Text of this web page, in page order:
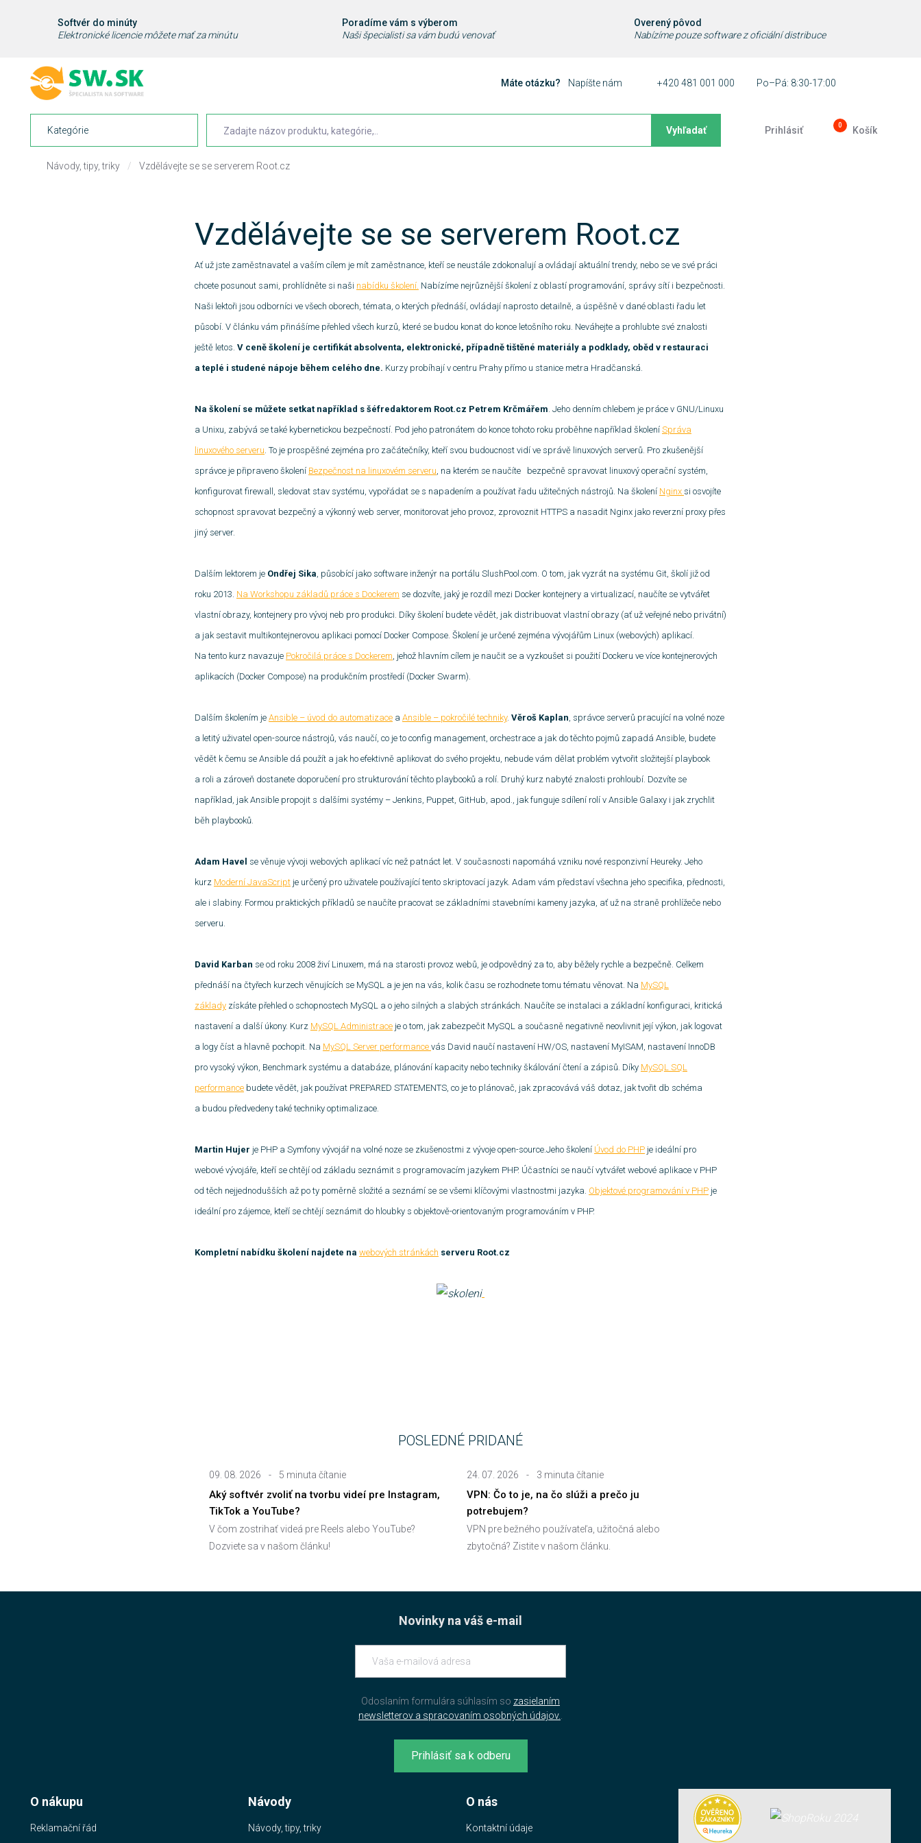
Softvér do minúty
Elektronické licencie môžete mať za minútu
Poradíme vám s výberom
Naši špecialisti sa vám budú venovať
Overený pôvod
Nabízíme pouze software z oficiální distribuce
Máte otázku? Napíšte nám +420 481 001 000 Po–Pá: 8:30-17:00
Kategórie Vyhľadať Prihlásiť 0 Košík
Návody, tipy, triky / Vzdělávejte se se serverem Root.cz
Vzdělávejte se se serverem Root.cz
Ať už jste zaměstnavatel a vaším cílem je mít zaměstnance, kteří se neustále zdokonalují a ovládají aktuální trendy, nebo se ve své práci
chcete posunout sami, prohlídněte si naši nabídku školení. Nabízíme nejrůznější školení z oblastí programování, správy sítí i bezpečnosti.
Naši lektoři jsou odborníci ve všech oborech, témata, o kterých přednáší, ovládají naprosto detailně, a úspěšně v dané oblasti řadu let
působí. V článku vám přinášíme přehled všech kurzů, které se budou konat do konce letošního roku. Neváhejte a prohlubte své znalosti
ještě letos. V ceně školení je certifikát absolventa, elektronické, případně tištěné materiály a podklady, oběd v restauraci
a teplé i studené nápoje během celého dne. Kurzy probíhají v centru Prahy přímo u stanice metra Hradčanská.
Na školení se můžete setkat například s šéfredaktorem Root.cz Petrem Krčmářem. Jeho denním chlebem je práce v GNU/Linuxu
a Unixu, zabývá se také kybernetickou bezpečností. Pod jeho patronátem do konce tohoto roku proběhne například školení Správa
linuxového serveru. To je prospěšné zejména pro začátečníky, kteří svou budoucnost vidí ve správě linuxových serverů. Pro zkušenější
správce je připraveno školení Bezpečnost na linuxovém serveru, na kterém se naučíte bezpečně spravovat linuxový operační systém,
konfigurovat firewall, sledovat stav systému, vypořádat se s napadením a používat řadu užitečných nástrojů. Na školení Nginx si osvojíte
schopnost spravovat bezpečný a výkonný web server, monitorovat jeho provoz, zprovoznit HTTPS a nasadit Nginx jako reverzní proxy přes
jiný server.
Dalším lektorem je Ondřej Sika, působící jako software inženýr na portálu SlushPool.com. O tom, jak vyzrát na systému Git, školí již od
roku 2013. Na Workshopu základů práce s Dockerem se dozvíte, jaký je rozdíl mezi Docker kontejnery a virtualizací, naučíte se vytvářet
vlastní obrazy, kontejnery pro vývoj neb pro produkci. Díky školení budete vědět, jak distribuovat vlastní obrazy (ať už veřejné nebo privátní)
a jak sestavit multikontejnerovou aplikaci pomocí Docker Compose. Školení je určené zejména vývojářům Linux (webových) aplikací.
Na tento kurz navazuje Pokročilá práce s Dockerem, jehož hlavním cílem je naučit se a vyzkoušet si použití Dockeru ve více kontejnerových
aplikacích (Docker Compose) na produkčním prostředí (Docker Swarm).
Dalším školením je Ansible – úvod do automatizace a Ansible – pokročilé techniky. Věroš Kaplan, správce serverů pracující na volné noze
a letitý uživatel open-source nástrojů, vás naučí, co je to config management, orchestrace a jak do těchto pojmů zapadá Ansible, budete
vědět k čemu se Ansible dá použít a jak ho efektivně aplikovat do svého projektu, nebude vám dělat problém vytvořit složitejší playbook
a roli a zároveň dostanete doporučení pro strukturování těchto playbooků a rolí. Druhý kurz nabyté znalosti prohloubí. Dozvíte se
například, jak Ansible propojit s dalšími systémy – Jenkins, Puppet, GitHub, apod., jak funguje sdílení rolí v Ansible Galaxy i jak zrychlit
běh playbooků.
Adam Havel se věnuje vývoji webových aplikací víc než patnáct let. V současnosti napomáhá vzniku nové responzivní Heureky. Jeho
kurz Moderní JavaScript je určený pro uživatele používající tento skriptovací jazyk. Adam vám představí všechna jeho specifika, přednosti,
ale i slabiny. Formou praktických příkladů se naučíte pracovat se základními stavebními kameny jazyka, ať už na straně prohlížeče nebo
serveru.
David Karban se od roku 2008 živí Linuxem, má na starosti provoz webů, je odpovědný za to, aby běžely rychle a bezpečně. Celkem
přednáší na čtyřech kurzech věnujících se MySQL a je jen na vás, kolik času se rozhodnete tomu tématu věnovat. Na MySQL
základy získáte přehled o schopnostech MySQL a o jeho silných a slabých stránkách. Naučíte se instalaci a základní konfiguraci, kritická
nastavení a další úkony. Kurz MySQL Administrace je o tom, jak zabezpečit MySQL a současně negativně neovlivnit její výkon, jak logovat
a logy číst a hlavně pochopit. Na MySQL Server performance vás David naučí nastavení HW/OS, nastavení MyISAM, nastavení InnoDB
pro vysoký výkon, Benchmark systému a databáze, plánování kapacity nebo techniky škálování čtení a zápisů. Díky MySQL SQL
performance budete vědět, jak používat PREPARED STATEMENTS, co je to plánovač, jak zpracovává váš dotaz, jak tvořit db schéma
a budou předvedeny také techniky optimalizace.
Martin Hujer je PHP a Symfony vývojář na volné noze se zkušenostmi z vývoje open-source.Jeho školení Úvod do PHP je ideální pro
webové vývojáře, kteří se chtějí od základu seznámit s programovacím jazykem PHP. Účastníci se naučí vytvářet webové aplikace v PHP
od těch nejjednodušších až po ty poměrně složité a seznámí se se všemi klíčovými vlastnostmi jazyka. Objektové programování v PHP je
ideální pro zájemce, kteří se chtějí seznámit do hloubky s objektově-orientovaným programováním v PHP.
Kompletní nabídku školení najdete na webových stránkách serveru Root.cz
POSLEDNÉ PRIDANÉ
09. 08. 2026 - 5 minuta čítanie
Aký softvér zvoliť na tvorbu videí pre Instagram,
TikTok a YouTube?
V čom zostrihať videá pre Reels alebo YouTube?
Dozviete sa v našom článku!
24. 07. 2026 - 3 minuta čítanie
VPN: Čo to je, na čo slúži a prečo ju
potrebujem?
VPN pre bežného používateľa, užitočná alebo
zbytočná? Zistite v našom článku.
Novinky na váš e-mail
Odoslaním formulára súhlasím so zasielaním
newsletterov a spracovaním osobných údajov.
Prihlásiť sa k odberu
O nákupu
Reklamační řád
Návody
Návody, tipy, triky
O nás
Kontaktní údaje